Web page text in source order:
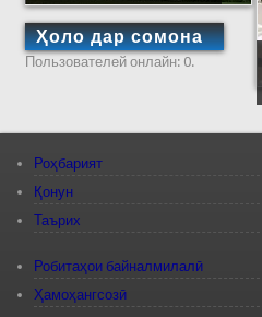
Ҳоло дар сомона
Пользователей онлайн: 0.
Роҳбарият
Қонун
Таърих
Робитаҳои байналмилалӣ
Ҳамоҳангсозӣ